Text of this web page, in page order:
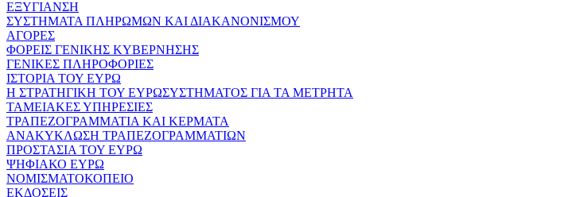
ΕΞΥΓΙΑΝΣΗ
ΣΥΣΤΗΜΑΤΑ ΠΛΗΡΩΜΩΝ ΚΑΙ ΔΙΑΚΑΝΟΝΙΣΜΟΥ
ΑΓΟΡΕΣ
ΦΟΡΕΙΣ ΓΕΝΙΚΗΣ ΚΥΒΕΡΝΗΣΗΣ
ΓΕΝΙΚΕΣ ΠΛΗΡΟΦΟΡΙΕΣ
ΙΣΤΟΡΙΑ ΤΟΥ ΕΥΡΩ
Η ΣΤΡΑΤΗΓΙΚΗ ΤΟΥ ΕΥΡΩΣΥΣΤΗΜΑΤΟΣ ΓΙΑ ΤΑ ΜΕΤΡΗΤΑ
ΤΑΜΕΙΑΚΕΣ ΥΠΗΡΕΣΙΕΣ
ΤΡΑΠΕΖΟΓΡΑΜΜΑΤΙΑ ΚΑΙ ΚΕΡΜΑΤΑ
ΑΝΑΚΥΚΛΩΣΗ ΤΡΑΠΕΖΟΓΡΑΜΜΑΤΙΩΝ
ΠΡΟΣΤΑΣΙΑ ΤΟΥ ΕΥΡΩ
ΨΗΦΙΑΚΟ ΕΥΡΩ
ΝΟΜΙΣΜΑΤΟΚΟΠΕΙΟ
ΕΚΔΟΣΕΙΣ